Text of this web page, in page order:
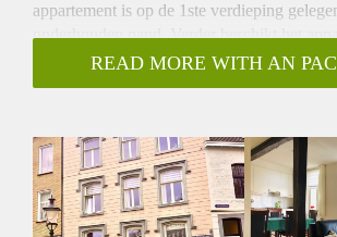
appartement is op de 1ste verdieping
onderhouden pand. Verder beschikt het
moderne keuken welke is v.v. een combi
gasfornuis, afzuiging, vaatwasser en
Niet beschikbaar voor studenten en
toegestaan.
Huurprijs 905,- excl G/E (incl
Waarborgsom gelijk aan 1 maand huur.
READ MORE WITH AN